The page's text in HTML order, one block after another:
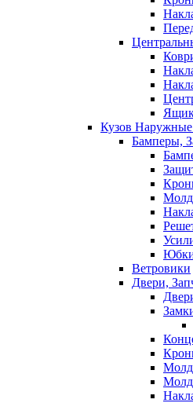
Кузов
Бамперы,
Ветровики
Двери,